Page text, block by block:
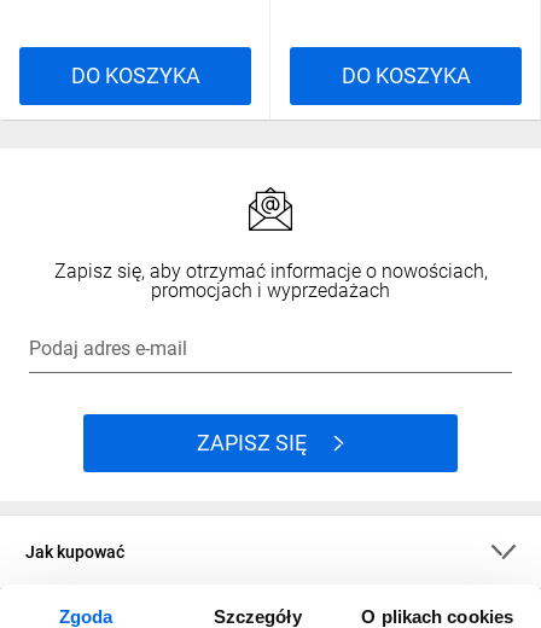
Zgoda Szczegóły O plikach cookies
DO KOSZYKA DO KOSZYKA
Zapisz się, aby otrzymać informacje o nowościach,
promocjach i wyprzedażach
Podaj adres e-mail
ZAPISZ SIĘ
Jak kupować